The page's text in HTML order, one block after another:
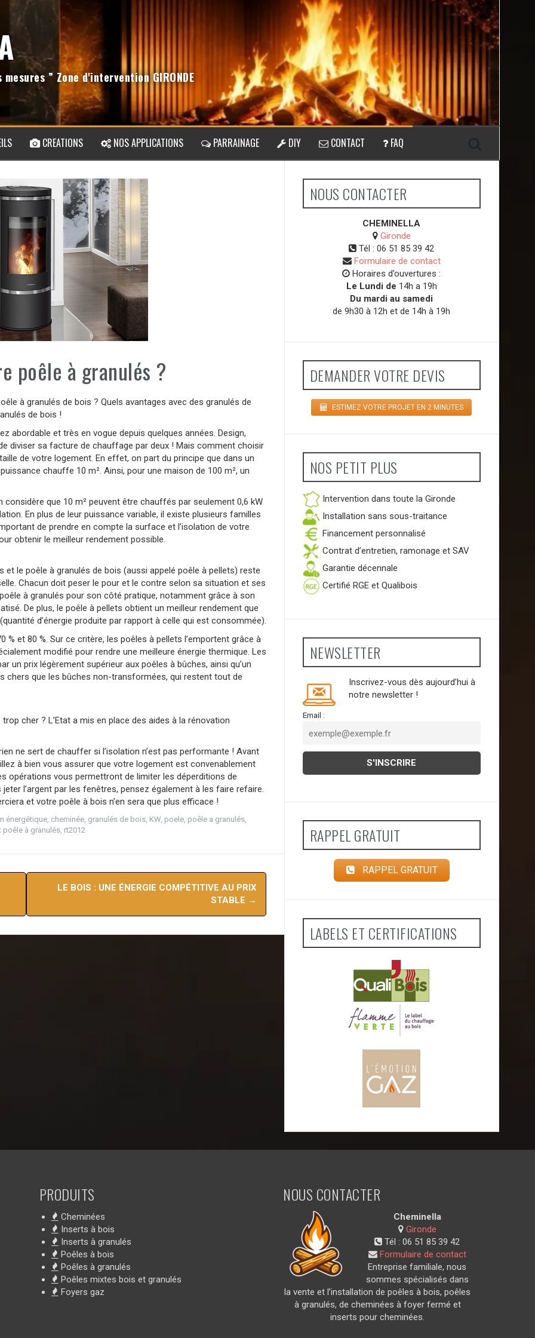
” Zone d'intervention GIRONDE
CREATIONS NOS APPLICATIONS PARRAINAGE DIY CONTACT FAQ
poêle à granulés ?
à granulés de bois ? Quels avantages avec des granulés de
de bois !
abordable et très en vogue depuis quelques années. Design,
diviser sa facture de chauffage par deux ! Mais comment choisir
de votre logement. En effet, on part du principe que dans un
chauffe 10 m². Ainsi, pour une maison de 100 m², un
que 10 m² peuvent être chauffés par seulement 0,6 kW
En plus de leur puissance variable, il existe plusieurs familles
de prendre en compte la surface et l’isolation de votre
obtenir le meilleur rendement possible.
le poêle à granulés de bois (aussi appelé poêle à pellets) reste
Chacun doit peser le pour et le contre selon sa situation et ses
à granulés pour son côté pratique, notamment grâce à son
De plus, le poêle à pellets obtient un meilleur rendement que
d’énergie produite par rapport à celle qui est consommée).
et 80 %. Sur ce critère, les poêles à pellets l’emportent grâce à
modifié pour rendre une meilleure énergie thermique. Les
un prix légèrement supérieur aux poêles à bûches, ainsi qu’un
chers que les bûches non-transformées, qui restent tout de
cher ? L’Etat a mis en place des aides à la rénovation
ne sert de chauffer si l’isolation n’est pas performante ! Avant
à bien vous assurer que votre logement est convenablement
opérations vous permettront de limiter les déperditions de
l’argent par les fenêtres, pensez également à les faire refaire.
et votre poêle à bois n’en sera que plus efficace !
énergétique, cheminée, granulés de bois, KW, poele, poêle a granulés,
poêle à granulés, rt2012
LE BOIS : UNE ÉNERGIE COMPÉTITIVE AU PRIX
STABLE →
NOUS CONTACTER
CHEMINELLA
Gironde
Tél : 06 51 85 39 42
Formulaire de contact
Horaires d’ouvertures :
Le Lundi de 14h a 19h
Du mardi au samedi
de 9h30 à 12h et de 14h à 19h
DEMANDER VOTRE DEVIS
ESTIMEZ VOTRE PROJET EN 2 MINUTES
NOS PETIT PLUS
Intervention dans toute la Gironde
Installation sans sous-traitance
Financement personnalisé
Contrat d’entretien, ramonage et SAV
Garantie décennale
Certifié RGE et Qualibois
NEWSLETTER
Inscrivez-vous dès aujourd’hui à
notre newsletter !
Email :
RAPPEL GRATUIT
RAPPEL GRATUIT
LABELS ET CERTIFICATIONS
PRODUITS
Cheminées
Inserts à bois
Inserts à granulés
Poêles à bois
Poêles à granulés
Poêles mixtes bois et granulés
Foyers gaz
NOUS CONTACTER
Cheminella
Gironde
Tél :06 51 85 39 42
Formulaire de contact
Entreprise familiale, nous
sommes spécialisés dans
la vente et l’installation de poêles à bois, poêles
à granulés, de cheminées à foyer fermé et
inserts pour cheminées.